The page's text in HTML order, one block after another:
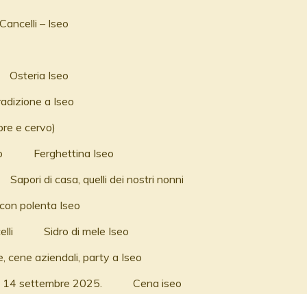
– Iseo
Osteria Iseo
a Iseo
e cervo)
Ferghettina Iseo
Sapori di casa, quelli dei nostri nonni
polenta Iseo
Sidro di mele Iseo
cene aziendali, party a Iseo
14 settembre 2025.
Cena iseo